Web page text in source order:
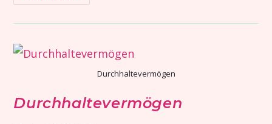
Durchhaltevermögen
Durchhaltevermögen